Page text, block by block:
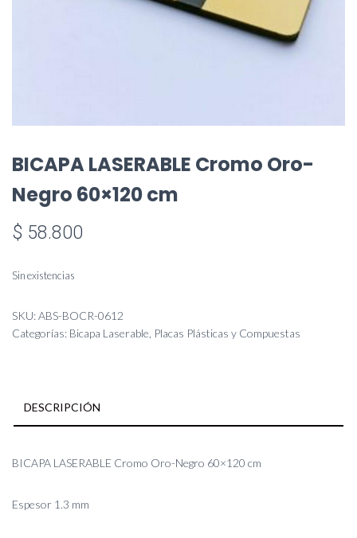
BICAPA LASERABLE Cromo Oro-
Negro 60×120 cm
$ 58.800
Sin existencias
SKU:ABS-BOCR-0612
Categorías: Bicapa Laserable Placas Plásticas y Compuestas
DESCRIPCIÓN
BICAPA LASERABLE Cromo Oro-Negro 60×120 cm
Espesor 1.3 mm